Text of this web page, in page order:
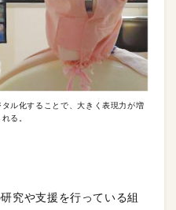
ル化することで、大きく表現力が増
る。
究や支援を行っている組